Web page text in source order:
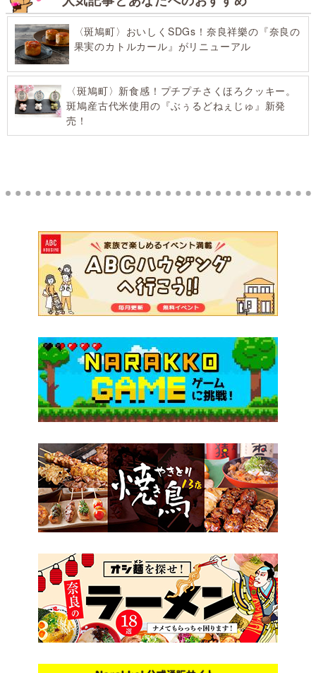
〈斑鳩町〉おいしくSDGs！奈良祥樂の『奈良の
果実のカトルカール』がリニューアル
〈斑鳩町〉新食感！プチプチさくほろクッキー。
斑鳩産古代米使用の『ぶぅるどねぇじゅ』新発
売！